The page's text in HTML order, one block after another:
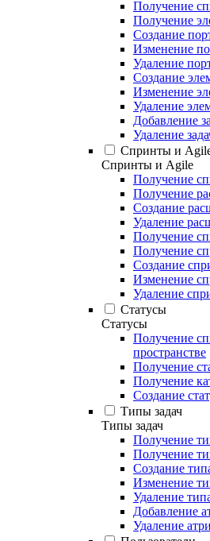
Получение
Получение
Создание
Изменение
Удаление
Создание
Изменение
Удаление
Добавление
Удаление
Спринты и
Спринты и Agile
Получение
Получение
Создание
Удаление
Получение
Получение
Создание
Изменение
Удаление
Статусы
Статусы
Получение
пространстве
Получение
Получение
Создание
Типы задач
Типы задач
Получение
Получение
Создание
Изменение
Удаление
Добавление
Удаление